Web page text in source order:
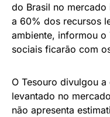
do Brasil no
a 60% dos recursos
ambiente, informou o
sociais ficarão com
O Tesouro divulgou
levantado no
não apresenta